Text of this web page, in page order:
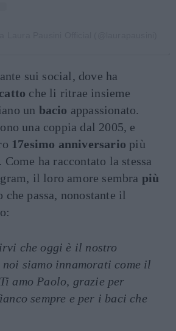
sui social, dove ha
che li ritrae insieme
un bacio appassionato.
una coppia dal 2005, e
17esimo anniversario più
ha raccontato la stessa
il loro amore sembra più
che passa, nonostante il
che oggi è il nostro
siamo innamorati come il
amo Paolo, grazie per
sempre e per i baci che